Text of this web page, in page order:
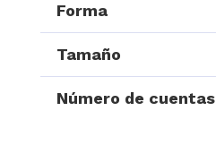
Forma
Tamaño
Número de cuentas